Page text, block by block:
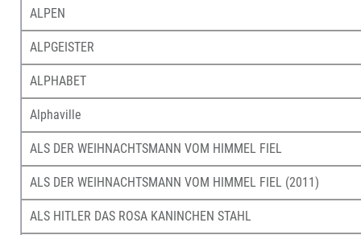
ALPEN
ALPGEISTER
ALPHABET
Alphaville
ALS DER WEIHNACHTSMANN VOM HIMMEL FIEL
ALS DER WEIHNACHTSMANN VOM HIMMEL FIEL (2011)
ALS HITLER DAS ROSA KANINCHEN STAHL